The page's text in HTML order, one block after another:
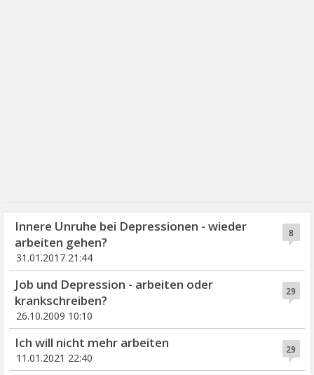
8
Innere Unruhe bei Depressionen - wieder
arbeiten gehen?
31.01.2017 21:44
29
Job und Depression - arbeiten oder
krankschreiben?
26.10.2009 10:10
29
Ich will nicht mehr arbeiten
11.01.2021 22:40